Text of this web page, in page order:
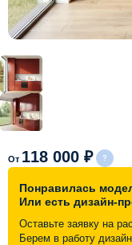
Акции и скидки
Портфолио
Видеоотзывы
Контакты
От 118 000 ₽
Понравилась
Или есть дизайн-
Оставьте заявку на
Берем в работу